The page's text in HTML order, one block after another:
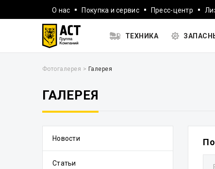
О нас Покупка и сервис Пресс-центр
ТЕХНИКА
Фотогалерея > Галерея
ГАЛЕРЕЯ
Новости
Статьи